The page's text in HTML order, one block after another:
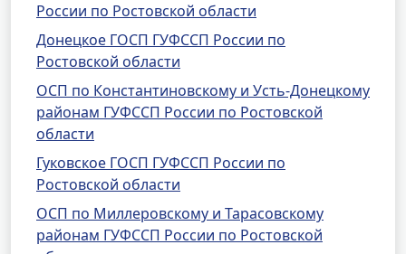
России по Ростовской области
Донецкое ГОСП ГУФССП России по
Ростовской области
ОСП по Константиновскому и Усть-Донецкому
районам ГУФССП России по Ростовской
области
Гуковское ГОСП ГУФССП России по
Ростовской области
ОСП по Миллеровскому и Тарасовскому
районам ГУФССП России по Ростовской